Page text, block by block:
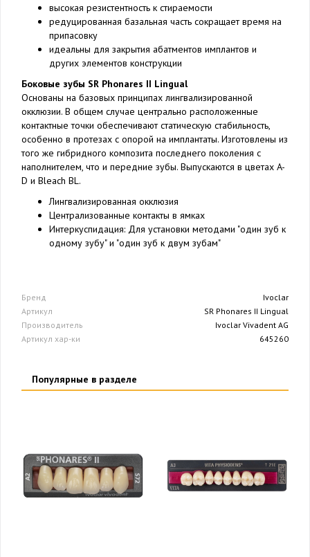
высокая резистентность к стираемости
редуцированная базальная часть сокращает время на
припасовку
идеальны для закрытия абатментов имплантов и
других элементов конструкции
Боковые зубы SR Phonares II Lingual
Основаны на базовых принципах лингвализированной
окклюзии. В общем случае центрально расположенные
контактные точки обеспечивают статическую стабильность,
особенно в протезах с опорой на имплантаты. Изготовлены из
того же гибридного композита последнего поколения с
наполнителем, что и передние зубы. Выпускаются в цветах A-
D и Bleach BL.
Лингвализированная окклюзия
Централизованные контакты в ямках
Интеркуспидация: Для установки методами "один зуб к
одному зубу" и "один зуб к двум зубам"
Бренд
Ivoclar
Артикул
SR Phonares II Lingual
Производитель
Ivoclar Vivadent AG
Артикул хар-ки
645260
Популярные в разделе